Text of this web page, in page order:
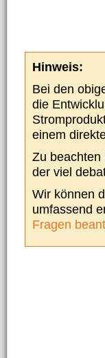
Hinweis:
Bei den
die
einem
Zu beachten
der viel
Wir können
umfassend
Fragen